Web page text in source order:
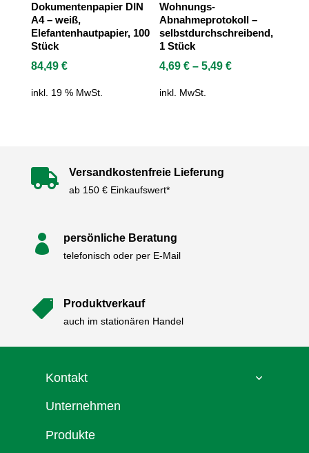
Dokumentenpapier DIN
A4 – weiß,
Elefantenhautpapier, 100
Stück
84,49 €
inkl. 19 % MwSt.
Wohnungs-
Abnahmeprotokoll –
selbstdurchschreibend,
1 Stück
4,69€ –5,49€
inkl. MwSt.
 Versandkostenfreie Lieferung
ab 150 € Einkaufswert*
 persönliche Beratung
telefonisch oder per E-Mail
 Produktverkauf
auch im stationären Handel
Kontakt
Unternehmen
Produkte